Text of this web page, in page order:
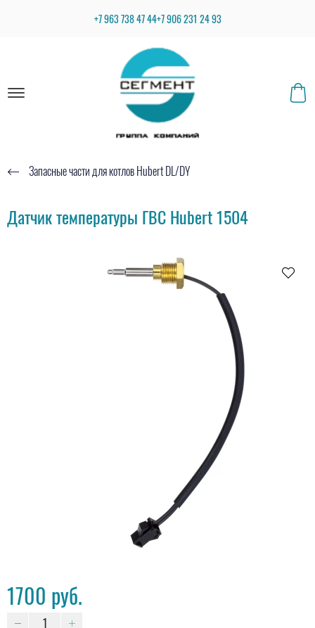
+7 963 738 47 44+7 906 231 24 93
Запасные части для котлов Hubert DL/DY
Датчик температуры ГВС Hubert 1504
1700 руб.